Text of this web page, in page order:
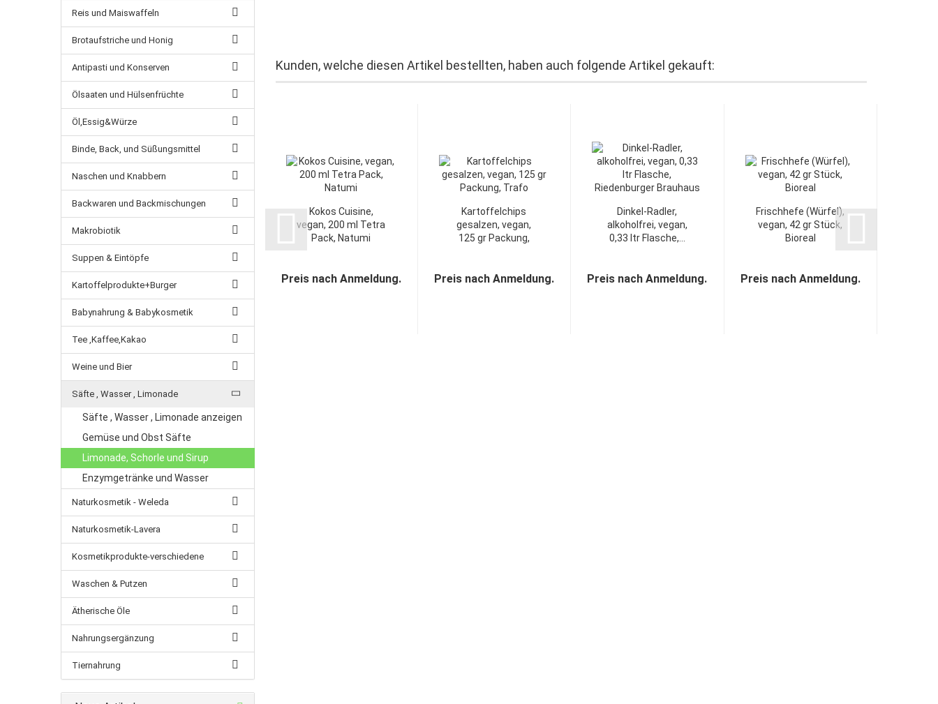
Kunden, welche diesen Artikel bestellten, haben auch folgende Artikel gekauft:
Kokos Cuisine,
vegan, 200 ml Tetra
Pack, Natumi
Preis nach Anmeldung.
Kartoffelchips
gesalzen, vegan,
125 gr Packung,
Preis nach Anmeldung.
Dinkel-Radler,
alkoholfrei, vegan,
0,33 ltr Flasche,...
Preis nach Anmeldung.
Frischhefe (Würfel),
vegan, 42 gr Stück,
Bioreal
Preis nach Anmeldung.
Reis und Maiswaffeln
Brotaufstriche und Honig
Antipasti und Konserven
Ölsaaten und Hülsenfrüchte
Öl,Essig&Würze
Binde, Back, und Süßungsmittel
Naschen und Knabbern
Backwaren und Backmischungen
Makrobiotik
Suppen & Eintöpfe
Kartoffelprodukte+Burger
Babynahrung & Babykosmetik
Tee ,Kaffee,Kakao
Weine und Bier
Säfte , Wasser , Limonade
Säfte , Wasser , Limonade anzeigen
Gemüse und Obst Säfte
Limonade, Schorle und Sirup
Enzymgetränke und Wasser
Naturkosmetik - Weleda
Naturkosmetik-Lavera
Kosmetikprodukte-verschiedene
Waschen & Putzen
Ätherische Öle
Nahrungsergänzung
Tiernahrung